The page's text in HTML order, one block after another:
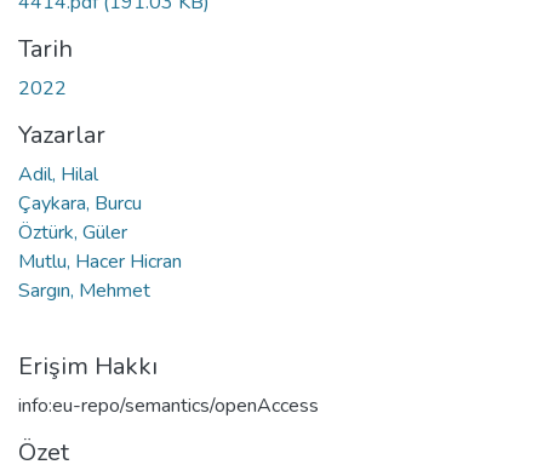
Tarih
2022
Yazarlar
Adil, Hilal
Çaykara, Burcu
Öztürk, Güler
Mutlu, Hacer Hicran
Sargın, Mehmet
Erişim Hakkı
info:eu-repo/semantics/openAccess
Özet